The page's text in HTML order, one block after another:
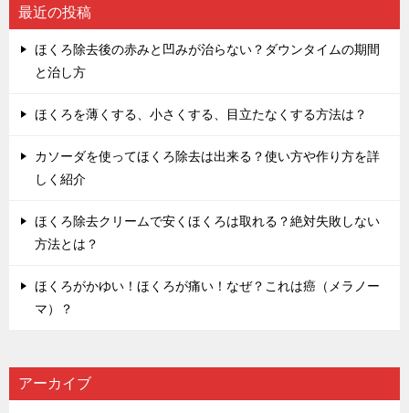
最近の投稿
ほくろ除去後の赤みと凹みが治らない？ダウンタイムの期間
と治し方
ほくろを薄くする、小さくする、目立たなくする方法は？
カソーダを使ってほくろ除去は出来る？使い方や作り方を詳
しく紹介
ほくろ除去クリームで安くほくろは取れる？絶対失敗しない
方法とは？
ほくろがかゆい！ほくろが痛い！なぜ？これは癌（メラノー
マ）？
アーカイブ